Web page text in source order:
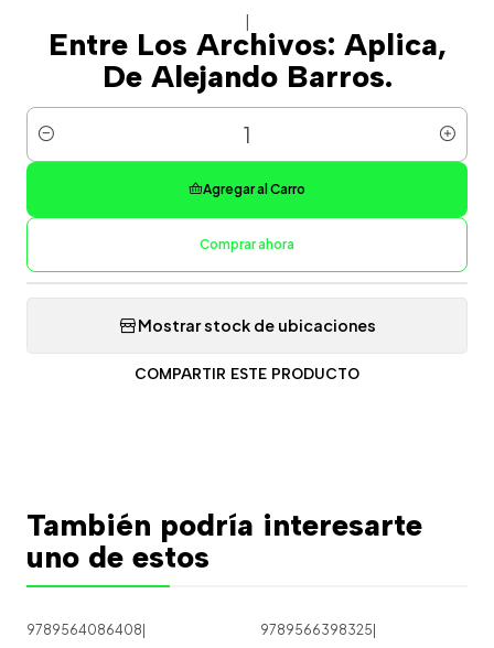
Entre Los Archivos: Aplica,
De Alejando Barros.
Cantidad
Agregar al Carro
Comprar ahora
Mostrar stock de ubicaciones
COMPARTIR ESTE PRODUCTO
También podría interesarte
uno de estos
9789564086408 9789566398325